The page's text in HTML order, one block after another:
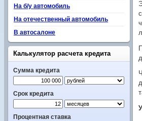
На б/у автомобиль
На отечественный автомобиль
В автосалоне
Калькулятор расчета кредита
Сумма кредита
Срок кредита
Процентная ставка